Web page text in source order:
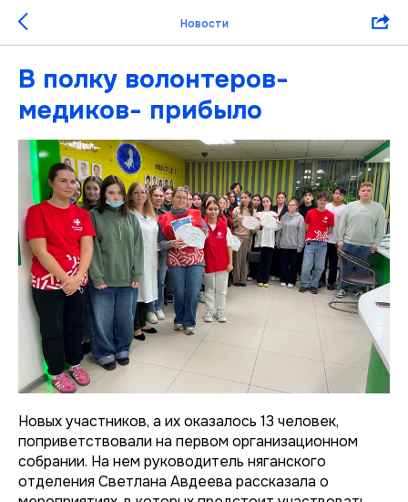
Новости
В полку волонтеров-
медиков- прибыло
Новых участников, а их оказалось 13 человек,
поприветствовали на первом организационном
собрании. На нем руководитель няганского
отделения Светлана Авдеева рассказала о